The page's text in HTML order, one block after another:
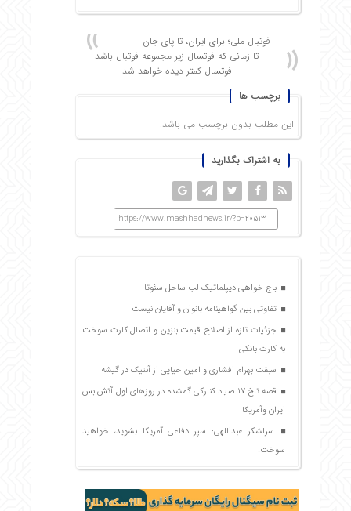
فوتبال ملی؛ برای ایران، تا پای جان
تا زمانی که فوتسال زیر مجموعه فوتبال باشد
فوتسال کمتر دیده خواهد شد
برچسب ها
این مطلب بدون برچسب می باشد.
به اشتراک بگذارید
https://www.mashhadnews.ir/?p=20513
باج خواهی دیپلماتیک لب ساحل سئوتا
تفاوتی بین گواهینامه بانوان و آقایان نیست
جزئیات تازه از اصلاح قیمت بنزین و اتصال کارت سوخت
به کارت بانکی
سبقت بهرام افشاری و امین حیایی از آنتیک در گیشه
قصه تلخ ۱۷ صیاد کنارکی گمشده در روزهای اول آتش بس
ایران وآمریکا
سرلشکر عبداللهی: سپر دفاعی آمریکا بشوید، خواهید
سوخت!